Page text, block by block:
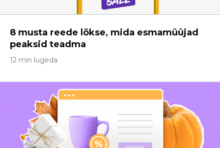
8 musta reede lõkse, mida esmamüüjad
peaksid teadma
12 min lugeda